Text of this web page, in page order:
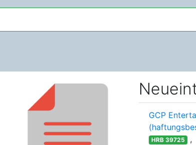
GCP
HRB 39725 ,